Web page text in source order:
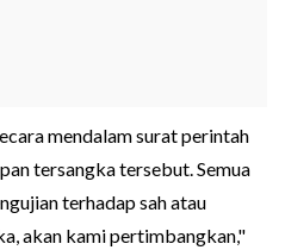
mendalam surat perintah
tersangka tersebut. Semua
terhadap sah atau
akan kami pertimbangkan,"